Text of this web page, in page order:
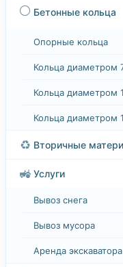
⚪ Бетонные кольца
Опорные кольца
Кольца диаметром
Кольца диаметром
Кольца диаметром
♻️ Вторичные
🚜 Услуги
Вывоз снега
Вывоз мусора
Аренда экскаватора